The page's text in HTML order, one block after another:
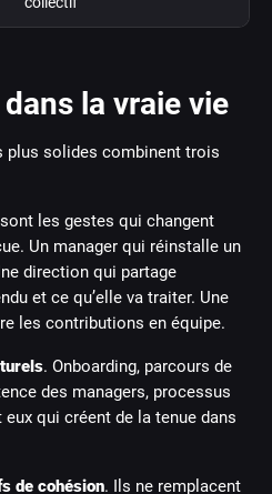
la vraie vie
plus solides combinent trois
les gestes qui changent
Un manager qui réinstalle un
direction qui partage
et ce qu’elle va traiter. Une
les contributions en équipe.
. Onboarding, parcours de
des managers, processus
qui créent de la tenue dans
de cohésion. Ils ne remplacent